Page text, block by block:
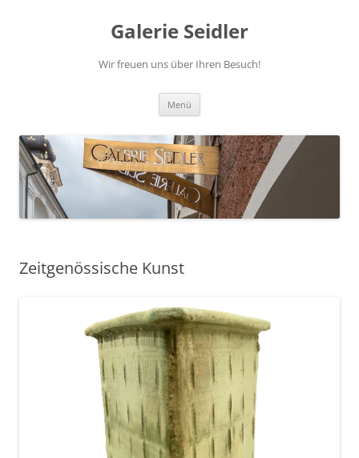
Galerie Seidler
Wir freuen uns über Ihren Besuch!
Menü
Zeitgenössische Kunst